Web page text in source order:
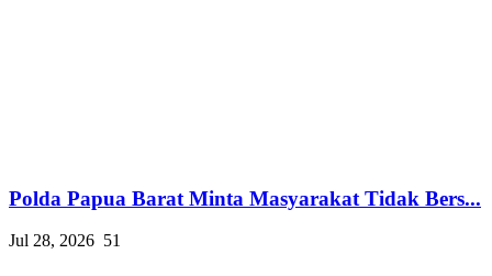
Polda Papua Barat Minta Masyarakat Tidak Bers...
Jul 28, 2026 51